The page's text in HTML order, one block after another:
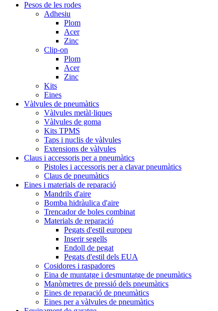
Pesos de les rodes
Adhesiu
Plom
Acer
Zinc
Clip-on
Plom
Acer
Zinc
Kits
Eines
Vàlvules de pneumàtics
Vàlvules metàl·liques
Vàlvules de goma
Kits TPMS
Taps i nuclis de vàlvules
Extensions de vàlvules
Claus i accessoris per a pneumàtics
Pistoles i accessoris per a clavar pneumàtics
Claus de pneumàtics
Eines i materials de reparació
Mandrils d'aire
Bomba hidràulica d'aire
Trencador de boles combinat
Materials de reparació
Pegats d'estil europeu
Inserir segells
Endoll de pegat
Pegats d'estil dels EUA
Cosidores i raspadores
Eina de muntatge i desmuntatge de pneumàtics
Manòmetres de pressió dels pneumàtics
Eines de reparació de pneumàtics
Eines per a vàlvules de pneumàtics